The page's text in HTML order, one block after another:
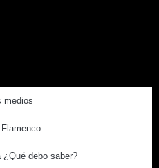
medios
¿Qué debo saber?